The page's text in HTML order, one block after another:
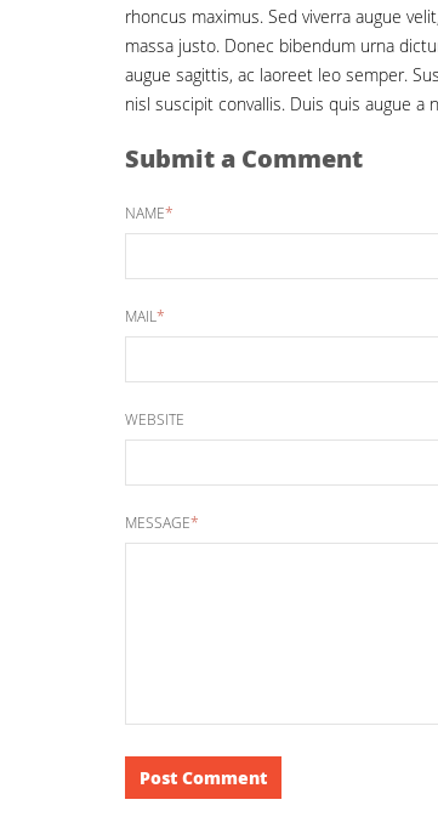
rhoncus maximus. Sed viverra augue
massa justo. Donec bibendum urna
augue sagittis, ac laoreet leo semper.
nisl suscipit convallis. Duis quis augue
Submit a Comment
NAME*
MAIL *
WEBSITE
MESSAGE*